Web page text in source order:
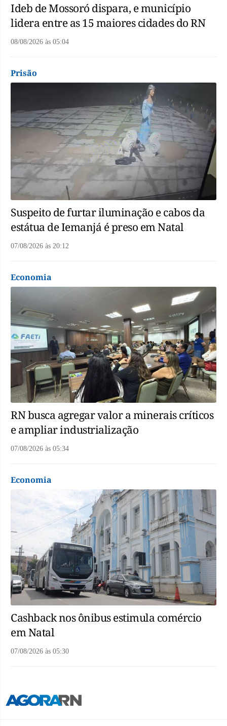
Ideb de Mossoró dispara, e município
lidera entre as 15 maiores cidades do RN
08/08/2026 às 05:04
Prisão
Suspeito de furtar iluminação e cabos da
estátua de Iemanjá é preso em Natal
07/08/2026 às 20:12
Economia
RN busca agregar valor a minerais críticos
e ampliar industrialização
07/08/2026 às 05:34
Economia
Cashback nos ônibus estimula comércio
em Natal
07/08/2026 às 05:30